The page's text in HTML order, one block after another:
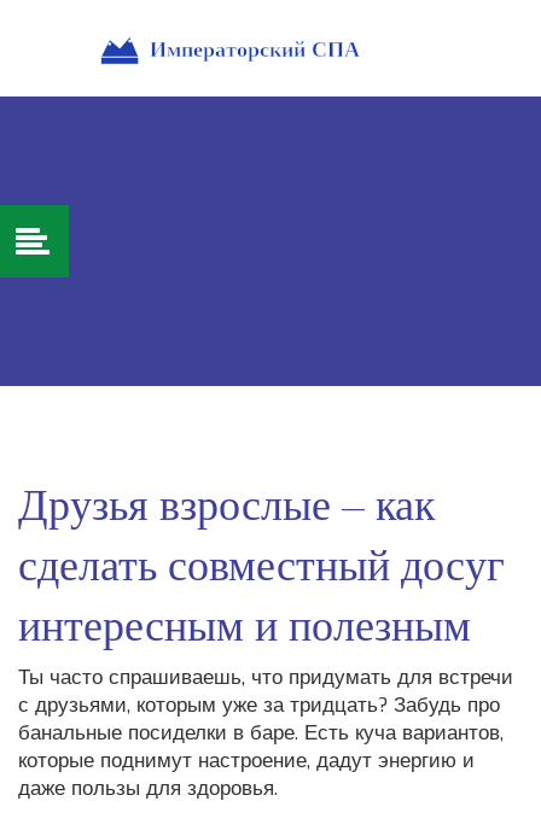
Друзья взрослые – как
сделать совместный досуг
интересным и полезным
Ты часто спрашиваешь, что придумать для встречи
с друзьями, которым уже за тридцать? Забудь про
банальные посиделки в баре. Есть куча вариантов,
которые поднимут настроение, дадут энергию и
даже пользы для здоровья.